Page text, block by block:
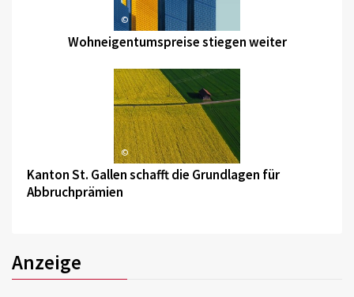
©
Wohneigentumspreise stiegen weiter
©
Kanton St. Gallen schafft die Grundlagen für
Abbruchprämien
Anzeige